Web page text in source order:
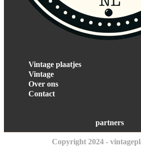
Vintage plaatjes
Vintage
Over ons
Contact
partners
Copyright 2024 -